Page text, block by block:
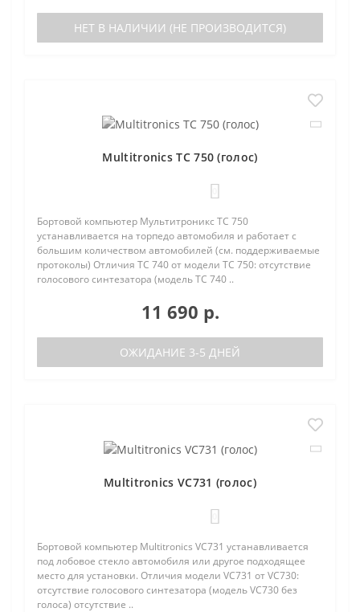
НЕТ В НАЛИЧИИ (НЕ ПРОИЗВОДИТСЯ)
Multitronics TC 750 (голос)
Бортовой компьютер Мультитроникс TC 750
устанавливается на торпедо автомобиля и работает с
большим количеством автомобилей (см. поддерживаемые
протоколы) Отличия TC 740 от модели TC 750: отсутствие
голосового синтезатора (модель TC 740 ..
11 690 р.
ОЖИДАНИЕ 3-5 ДНЕЙ
Multitronics VC731 (голос)
Бортовой компьютер Multitronics VC731 устанавливается
под лобовое стекло автомобиля или другое подходящее
место для установки. Отличия модели VC731 от VC730:
отсутствие голосового синтезатора (модель VC730 без
голоса) отсутствие ..